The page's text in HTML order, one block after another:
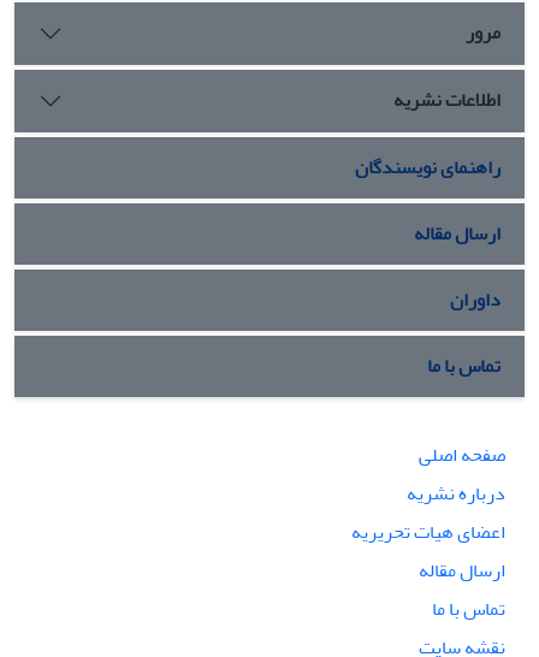
مرور
اطلاعات نشریه
راهنمای نویسندگان
ارسال مقاله
داوران
تماس با ما
صفحه اصلی
درباره نشریه
اعضای هیات تحریریه
ارسال مقاله
تماس با ما
نقشه سایت